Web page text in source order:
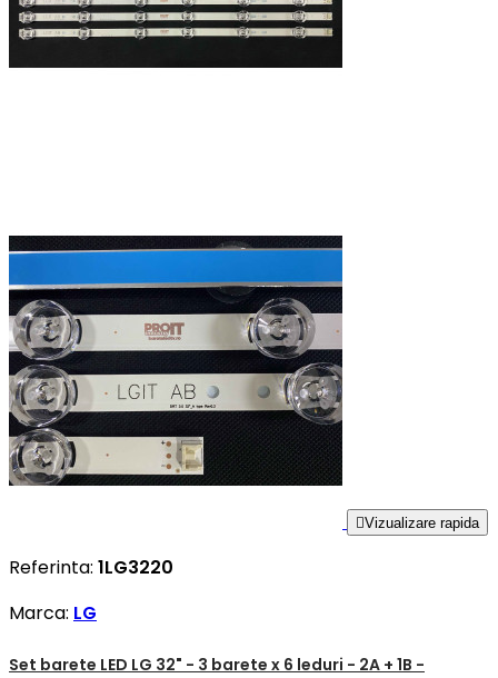
Vizualizare rapida
Referinta: 1LG3220
Marca: LG
Set barete LED LG 32" - 3 barete x 6 leduri - 2A + 1B -